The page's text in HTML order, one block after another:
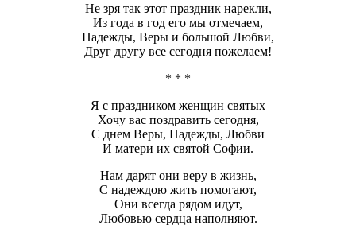
Не зря так этот праздник нарекли,
Из года в год его мы отмечаем,
Надежды, Веры и большой Любви,
Друг другу все сегодня пожелаем!
* * *
Я с праздником женщин святых
Хочу вас поздравить сегодня,
С днем Веры, Надежды, Любви
И матери их святой Софии.
Нам дарят они веру в жизнь,
С надеждою жить помогают,
Они всегда рядом идут,
Любовью сердца наполняют.